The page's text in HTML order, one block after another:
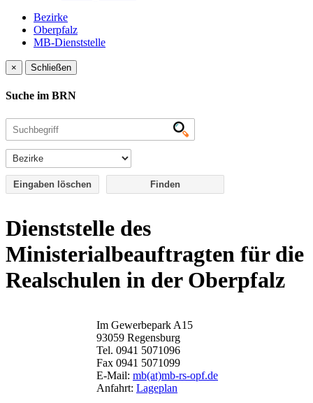
Bezirke
Oberpfalz
MB-Dienststelle
× Schließen
Suche im BRN
Eingaben löschen
Dienststelle des
Ministerialbeauftragten für die
Realschulen in der Oberpfalz
Im Gewerbepark A15
93059 Regensburg
Tel. 0941 5071096
Fax 0941 5071099
E-Mail: mb(at)mb-rs-opf.de
Anfahrt: Lageplan